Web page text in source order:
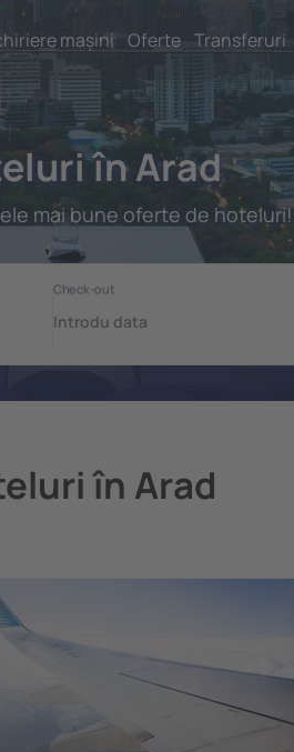
mașini Oferte Transferuri
în Arad
mai bune oferte de hoteluri!
în Arad